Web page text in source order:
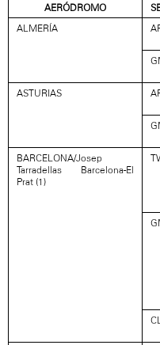
AERÓDROMO
ALMERÍA
ASTURIAS
BARCELONA/Josep
Tarradellas Barcelona-El
Prat (1)